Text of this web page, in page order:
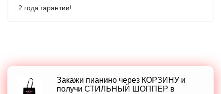
2 года гарантии!
Закажи пианино через КОРЗИНУ и
получи СТИЛЬНЫЙ ШОППЕР в